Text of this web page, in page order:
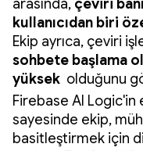
arasında, çeviri
kullanıcıdan biri
Ekip ayrıca, çeviri
sohbete başlama
yüksek olduğunu
Firebase AI Logic'in
sayesinde ekip,
basitleştirmek için